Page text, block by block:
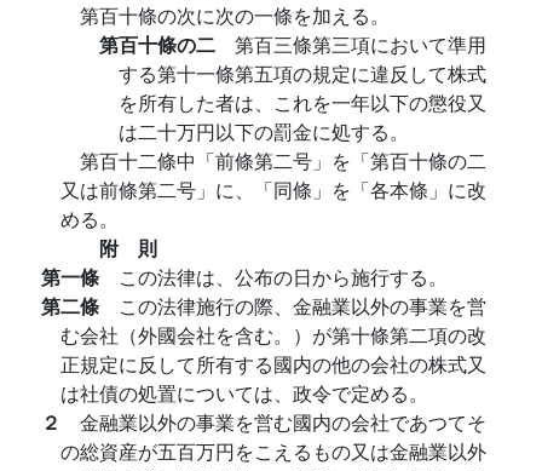
第百十條の次に次の一條を加える。
第百十條の二 第百三條第三項において準用
する第十一條第五項の規定に違反して株式
を所有した者は、これを一年以下の懲役又
は二十万円以下の罰金に処する。
第百十二條中「前條第二号」を「第百十條の二
又は前條第二号」に、「同條」を「各本條」に改
める。
附 則
第一條 この法律は、公布の日から施行する。
第二條 この法律施行の際、金融業以外の事業を営
む会社（外國会社を含む。）が第十條第二項の改
正規定に反して所有する國内の他の会社の株式又
は社債の処置については、政令で定める。
２ 金融業以外の事業を営む國内の会社であつてそ
の総資産が五百万円をこえるもの又は金融業以外